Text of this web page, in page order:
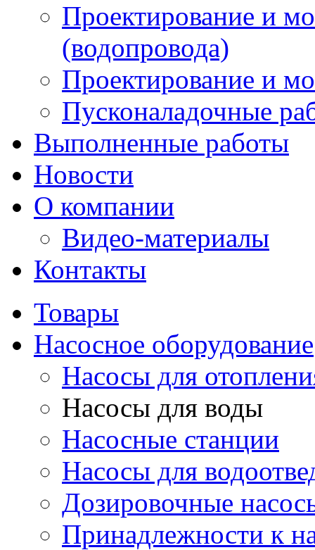
Проектирование и
(водопровода)
Проектирование и
Пусконаладочные
Выполненные работы
Новости
О компании
Видео-материалы
Контакты
Товары
Насосное оборудование
Насосы для
Насосы для воды
Насосные станции
Насосы для
Дозировочные
Принадлежности к